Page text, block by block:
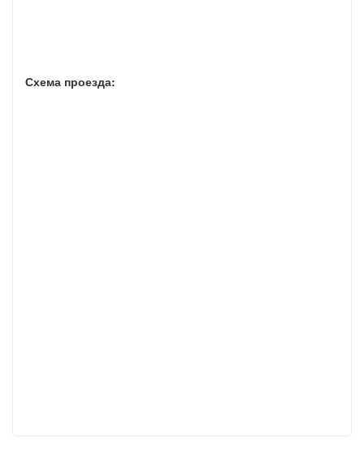
Схема проезда: